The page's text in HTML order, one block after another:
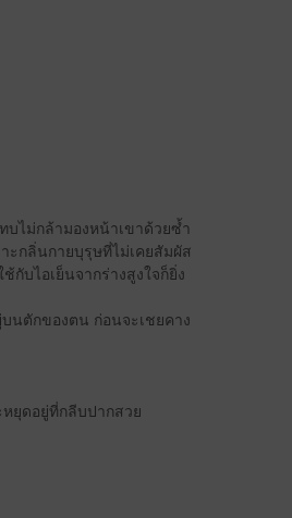
บไม่กล้ามองหน้าเขาด้วยซ้ำ
ะกลิ่นกายบุรุษที่ไม่เคยสัมผัส
บไอเย็นจากร่างสูงใจก็ยิ่ง
นตักของตน ก่อนจะเชยคาง
ยุดอยู่ที่กลีบปากสวย